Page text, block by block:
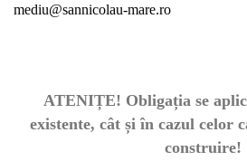
mediu@sannicolau-mare.ro
ATENIȚE! Obligația se
existente, cât și în cazul celor
construire!